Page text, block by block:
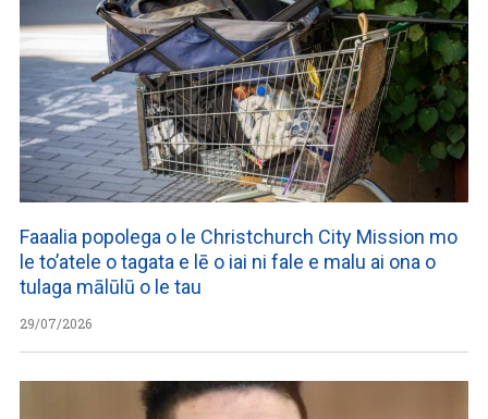
Faaalia popolega o le Christchurch City Mission mo
le to’atele o tagata e lē o iai ni fale e malu ai ona o
tulaga mālūlū o le tau
29/07/2026